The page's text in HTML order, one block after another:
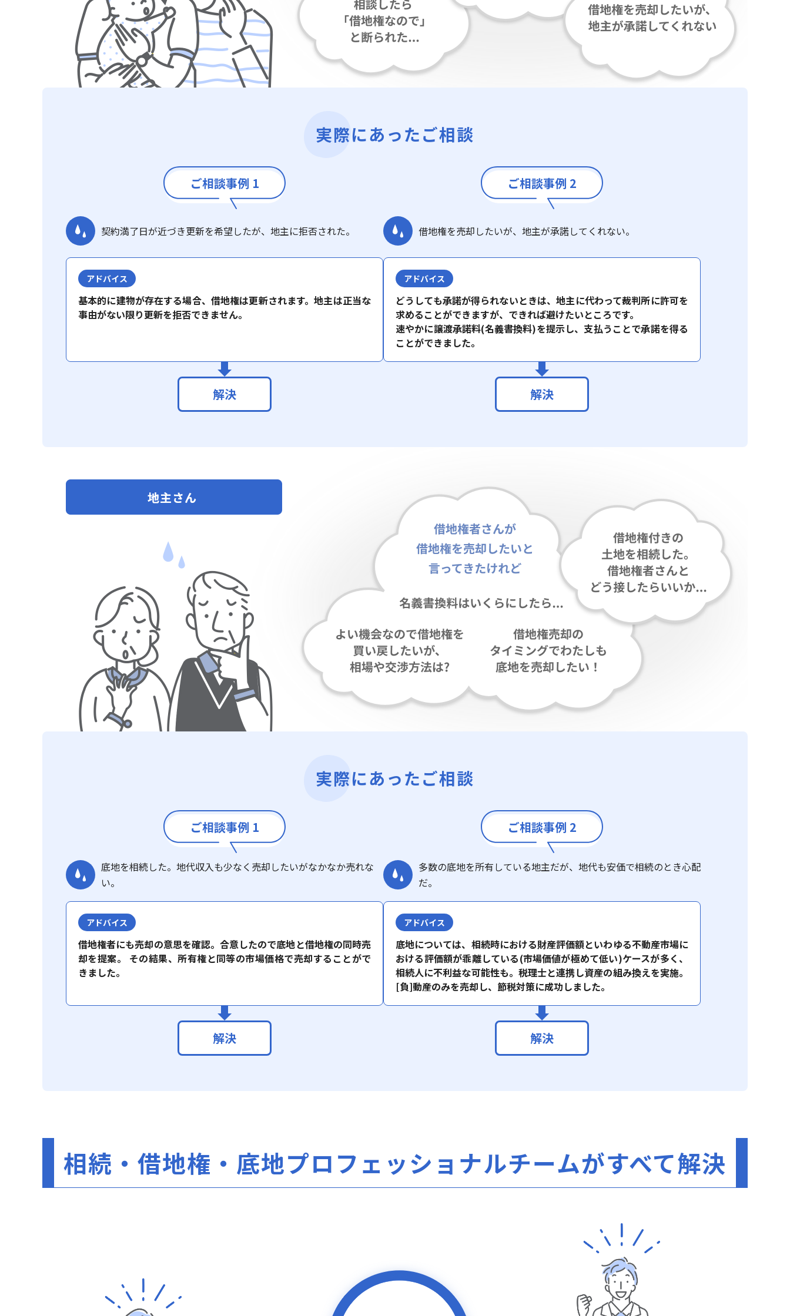
実際にあったご相談
ご相談事例 1
契約満了日が近づき更新を希望したが、地主に拒否された。
アドバイス
基本的に建物が存在する場合、借地権は更新されます。地主は正当な
事由がない限り更新を拒否できません。
解決
ご相談事例 2
借地権を売却したいが、地主が承諾してくれない。
アドバイス
どうしても承諾が得られないときは、地主に代わって裁判所に許可を
求めることができますが、できれば避けたいところです。
速やかに譲渡承諾料(名義書換料)を提示し、支払うことで承諾を得る
ことができました。
解決
実際にあったご相談
ご相談事例 1
底地を相続した。地代収入も少なく売却したいがなかなか売れな
い。
アドバイス
借地権者にも売却の意思を確認。合意したので底地と借地権の同時売
却を提案。 その結果、所有権と同等の市場価格で売却することがで
きました。
解決
ご相談事例 2
多数の底地を所有している地主だが、地代も安価で相続のとき心配
だ。
アドバイス
底地については、相続時における財産評価額といわゆる不動産市場に
おける評価額が乖離している(市場価値が極めて低い)ケースが多く、
相続人に不利益な可能性も。税理士と連携し資産の組み換えを実施。
[負]動産のみを売却し、節税対策に成功しました。
解決
相続・借地権・底地プロフェッショナルチームがすべて解決